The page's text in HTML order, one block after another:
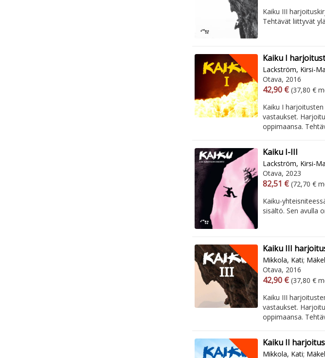
Kaiku III
Tehtävät liittyvät
Kaiku I
Lackström, Kirsi-
Otava, 2016
Arvonlisäverollinen
42,90 € (37,80 €
Kaiku I
vastaukset.
oppimaansa.
Kaiku I-III
Lackström, Kirsi-
Otava, 2023
Arvonlisäverollinen
82,51 € (72,70 €
Kaiku-
sisältö. Sen avulla
Kaiku III
Mikkola, Kati;
Otava, 2016
Arvonlisäverollinen
42,90 € (37,80 €
Kaiku III
vastaukset.
oppimaansa.
Kaiku II
Mikkola, Kati;